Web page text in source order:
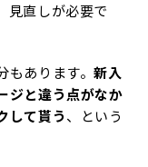
見直しが必要で
もあります。新入
ジと違う点がなか
して貰う、という